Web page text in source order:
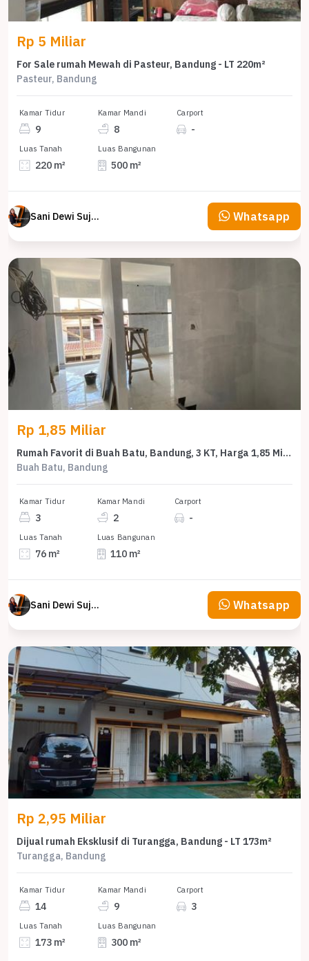
Rp 5 Miliar
For Sale rumah Mewah di Pasteur, Bandung - LT 220m²
Pasteur, Bandung
Kamar Tidur
9
Kamar Mandi
8
Carport
-
Luas Tanah
220 m²
Luas Bangunan
500 m²
Sani Dewi Sujono Whatsapp
Rp 1,85 Miliar
Rumah Favorit di Buah Batu, Bandung, 3 KT, Harga 1,85 Miliar
Buah Batu, Bandung
Kamar Tidur
3
Kamar Mandi
2
Carport
-
Luas Tanah
76 m²
Luas Bangunan
110 m²
Sani Dewi Sujono Whatsapp
Rp 2,95 Miliar
Dijual rumah Eksklusif di Turangga, Bandung - LT 173m²
Turangga, Bandung
Kamar Tidur
14
Kamar Mandi
9
Carport
3
Luas Tanah
173 m²
Luas Bangunan
300 m²